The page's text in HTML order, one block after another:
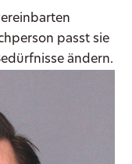
passt sie
ändern.